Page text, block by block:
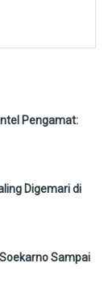
Pengamat:
Digemari di
Sampai